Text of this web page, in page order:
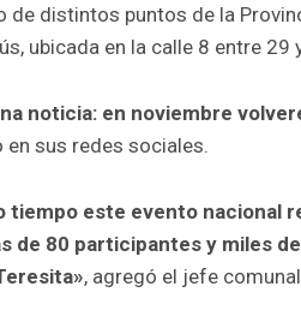
de distintos puntos de la
ubicada en la calle 8 entre 29
noticia: en noviembre
sus redes sociales.
tiempo este evento nacional
de 80 participantes y miles
, agregó el jefe